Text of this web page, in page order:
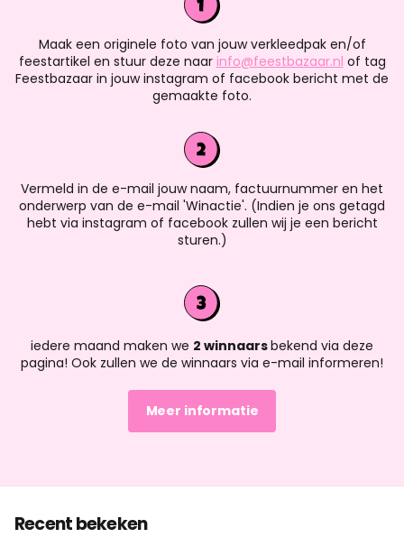
Maak een originele foto van jouw verkleedpak en/of
feestartikel en stuur deze naar info@feestbazaar.nl of tag
Feestbazaar in jouw instagram of facebook bericht met de
gemaakte foto.
Vermeld in de e-mail jouw naam, factuurnummer en het
onderwerp van de e-mail 'Winactie'. (Indien je ons getagd
hebt via instagram of facebook zullen wij je een bericht
sturen.)
iedere maand maken we 2 winnaarsbekend via deze
pagina! Ook zullen we de winnaars via e-mail informeren!
Meer informatie
Recent bekeken